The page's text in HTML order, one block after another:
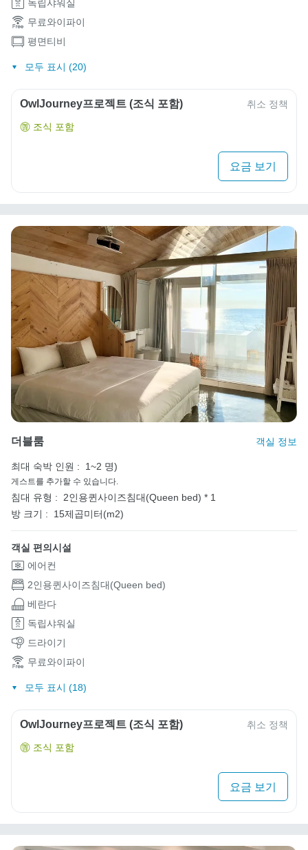
독립샤워실
무료와이파이
평면티비
모두 표시 (20)
OwlJourney프로젝트 (조식 포함) 취소 정책
조식 포함
요금 보기
더블룸 객실 정보
최대 숙박 인원 : 1~2 명)
게스트를 추가할 수 있습니다.
침대 유형 :
2인용퀸사이즈침대(Queen bed) * 1
방 크기 :
15제곱미터(m2)
객실 편의시설
에어컨
2인용퀸사이즈침대(Queen bed)
베란다
독립샤워실
드라이기
무료와이파이
모두 표시 (18)
OwlJourney프로젝트 (조식 포함) 취소 정책
조식 포함
요금 보기